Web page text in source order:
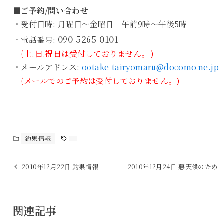
■ご予約/問い合わせ
・受付日時: 月曜日～金曜日 午前9時～午後5時
・電話番号: 090-5265-0101
(土.日.祝日は受付しておりません。)
・メールアドレス: ootake-tairyomaru@docomo.ne.jp
(メールでのご予約は受付しておりません。)
釣果情報
2010年12月22日 釣果情報 2010年12月24日 悪天候のた
関連記事